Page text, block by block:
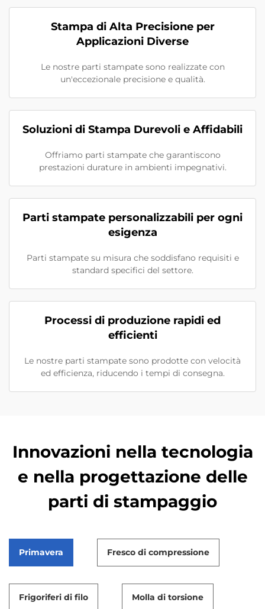
Stampa di Alta Precisione per
Applicazioni Diverse
Le nostre parti stampate sono realizzate con
un'eccezionale precisione e qualità.
Soluzioni di Stampa Durevoli e Affidabili
Offriamo parti stampate che garantiscono
prestazioni durature in ambienti impegnativi.
Parti stampate personalizzabili per ogni
esigenza
Parti stampate su misura che soddisfano requisiti e
standard specifici del settore.
Processi di produzione rapidi ed
efficienti
Le nostre parti stampate sono prodotte con velocità
ed efficienza, riducendo i tempi di consegna.
Innovazioni nella tecnologia
e nella progettazione delle
parti di stampaggio
Primavera Fresco di compressione
Frigoriferi di filo Molla di torsione